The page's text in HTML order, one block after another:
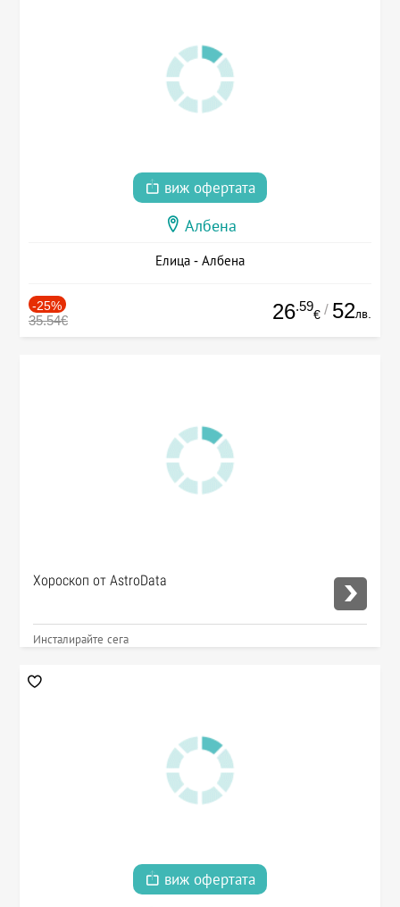
виж офертата
Албена
Елица - Албена
-25%
35.54€ 26.59
€ / 52лв.
Хороскоп от AstroData
Инсталирайте сега
виж офертата